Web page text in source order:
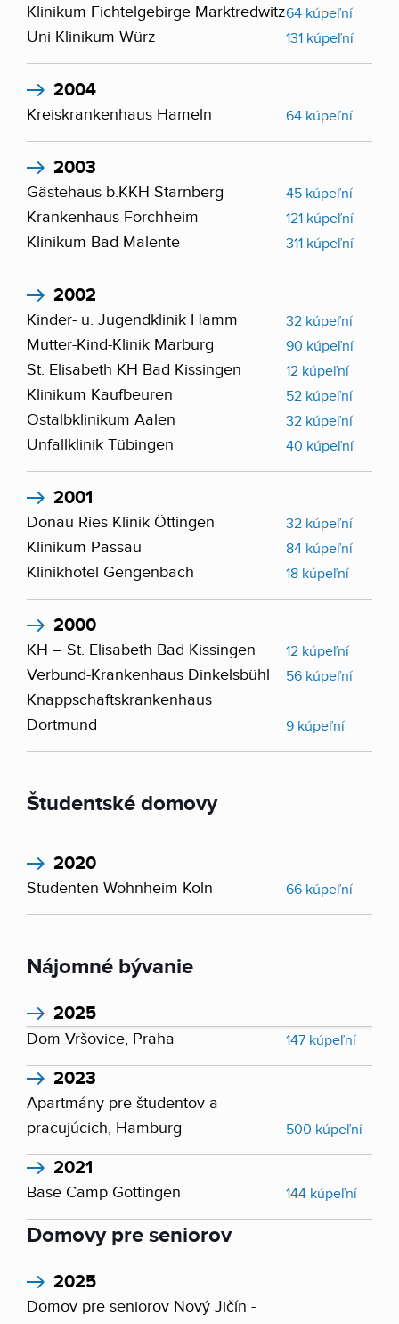
Klinikum Fichtelgebirge Marktredwitz64 kúpeľní
Uni Klinikum Würz 131 kúpeľní
2004
Kreiskrankenhaus Hameln 64 kúpeľní
2003
Gästehaus b.KKH Starnberg 45 kúpeľní
Krankenhaus Forchheim 121 kúpeľní
Klinikum Bad Malente 311 kúpeľní
2002
Kinder- u. Jugendklinik Hamm 32 kúpeľní
Mutter-Kind-Klinik Marburg 90 kúpeľní
St. Elisabeth KH Bad Kissingen 12 kúpeľní
Klinikum Kaufbeuren 52 kúpeľní
Ostalbklinikum Aalen 32 kúpeľní
Unfallklinik Tübingen 40 kúpeľní
2001
Donau Ries Klinik Öttingen 32 kúpeľní
Klinikum Passau 84 kúpeľní
Klinikhotel Gengenbach 18 kúpeľní
2000
KH – St. Elisabeth Bad Kissingen 12 kúpeľní
Verbund-Krankenhaus Dinkelsbühl 56 kúpeľní
Knappschaftskrankenhaus
Dortmund
9 kúpeľní
Študentské domovy
2020
Studenten Wohnheim Koln 66 kúpeľní
Nájomné bývanie
2025
Dom Vršovice, Praha 147 kúpeľní
2023
Apartmány pre študentov a
pracujúcich, Hamburg
500 kúpeľní
2021
Base Camp Gottingen 144 kúpeľní
Domovy pre seniorov
2025
Domov pre seniorov Nový Jičín -